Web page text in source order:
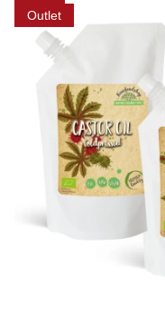
Outlet